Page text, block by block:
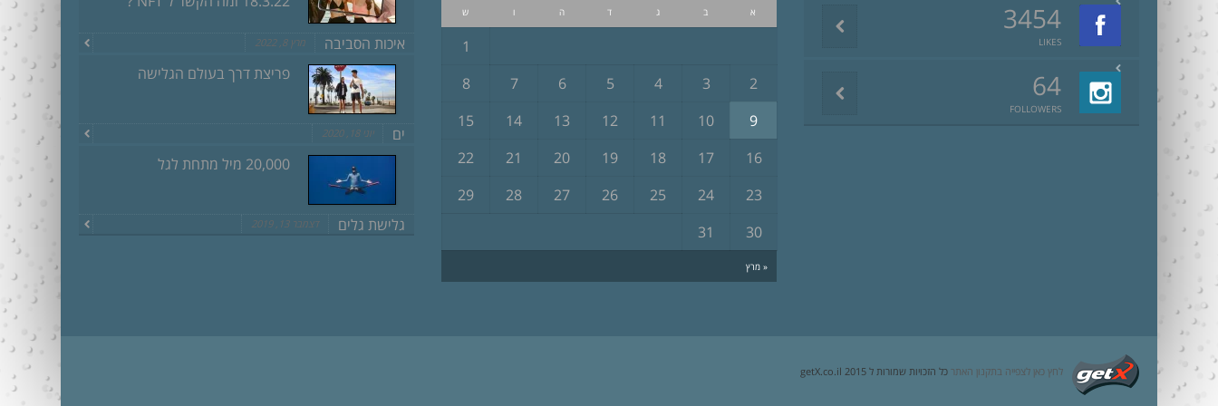
3454
LIKES
64
FOLLOWERS
א ב ג ד ה ו ש
« מרץ
1
2
3
4
5
6
7
8
9
10
11
12
13
14
15
16
17
18
19
20
21
22
23
24
25
26
27
28
29
30
31
איכות הסביבה מרץ 8, 2022
פריצת דרך בעולם הגלישה
ים יוני 18, 2020
20,000 מיל מתחת לגל
גלישת גלים דצמבר 13, 2019
לחץ כאן לצפייה בתקנון האתר כל הזכויות שמורות ל getX.co.il 2015